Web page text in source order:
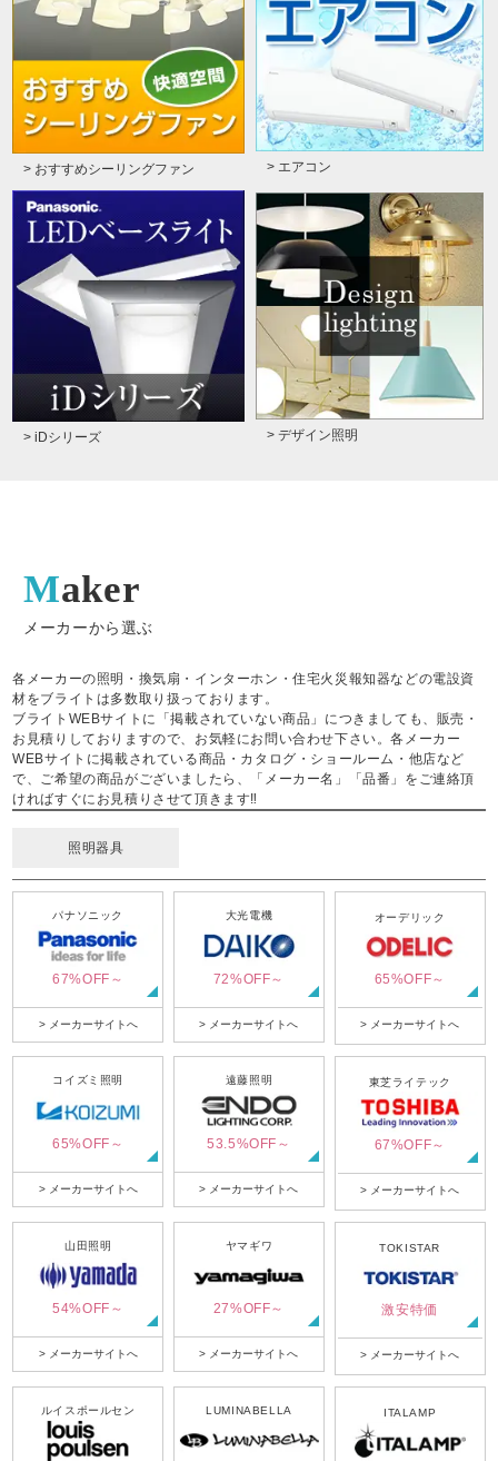
> おすすめシーリングファン > エアコン
> iDシリーズ > デザイン照明
Maker
メーカーから選ぶ
各メーカーの照明・換気扇・インターホン・住宅火災報知器などの電設資
材をブライトは多数取り扱っております。
ブライトWEBサイトに「掲載されていない商品」につきましても、販売・
お見積りしておりますので、お気軽にお問い合わせ下さい。各メーカー
WEBサイトに掲載されている商品・カタログ・ショールーム・他店など
で、ご希望の商品がございましたら、「メーカー名」「品番」をご連絡頂
ければすぐにお見積りさせて頂きます‼
照明器具
パナソニック
67%OFF～
> メーカーサイトへ
大光電機
72%OFF～
> メーカーサイトへ
オーデリック
65%OFF～
> メーカーサイトへ
コイズミ照明
65%OFF～
> メーカーサイトへ
遠藤照明
53.5%OFF～
> メーカーサイトへ
東芝ライテック
67%OFF～
> メーカーサイトへ
山田照明
54%OFF～
> メーカーサイトへ
ヤマギワ
27%OFF～
> メーカーサイトへ
TOKISTAR
激安特価
> メーカーサイトへ
ルイスポールセン LUMINABELLA ITALAMP